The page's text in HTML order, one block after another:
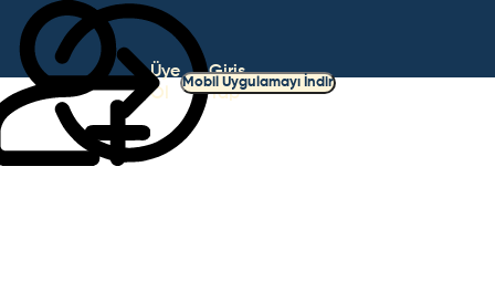
Üye
Ol
Giriş
Yap
Mobil Uygulamayı İndir